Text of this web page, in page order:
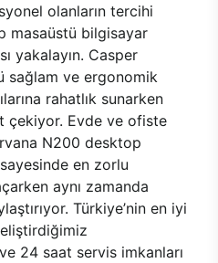
olanların tercihi
masaüstü bilgisayar
yakalayın. Casper
sağlam ve ergonomik
rahatlık sunarken
çekiyor. Evde ve ofiste
N200 desktop
en zorlu
aynı zamanda
Türkiye’nin en iyi
24 saat servis imkanları